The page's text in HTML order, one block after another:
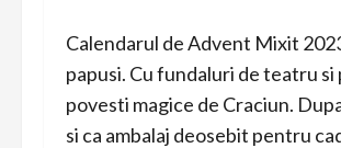
Calendarul de Advent Mixit
papusi. Cu fundaluri de teatru
povesti magice de Craciun.
si ca ambalaj deosebit pentru